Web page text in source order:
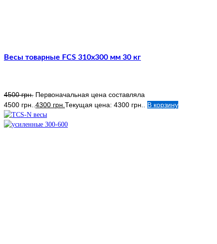
Весы товарные FCS 310х300 мм 30 кг
4500грн. Первоначальная цена составляла
4500 грн.. 4300 грн. Текущая цена: 4300 грн.. В корзину